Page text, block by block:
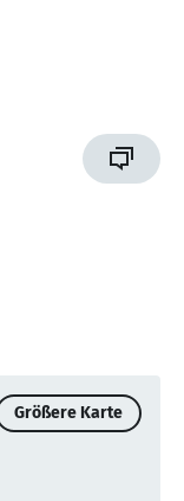
Größere Karte